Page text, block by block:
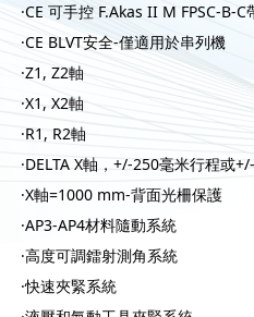
·CE 可手控 F.Akas II M FPSC-B-
·CE BLVT安全-僅適用於串列機
·Z1, Z2軸
·X1, X2軸
·R1, R2軸
·DELTA X軸，+/-250毫米行程或
·X軸=1000 mm-背面光柵保護
·AP3-AP4材料隨動系統
·高度可調鐳射測角系統
·快速夾緊系統